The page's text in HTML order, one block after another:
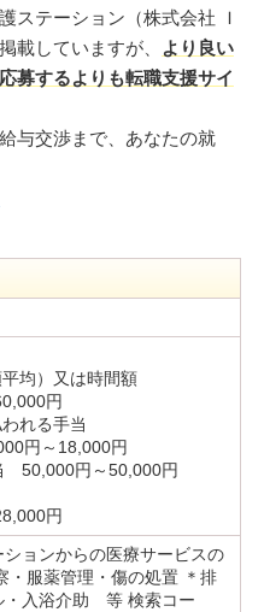
ステーション（株式会社 Ｉ
載していますが、
より良い
募するよりも転職支援サイ
与交渉まで、あなたの就
均）又は時間額
円
れる手当
円～18,000円
50,000円～50,000円
円
ョンからの医療サービスの
・服薬管理・傷の処置 ＊排
・入浴介助 等 検索コー